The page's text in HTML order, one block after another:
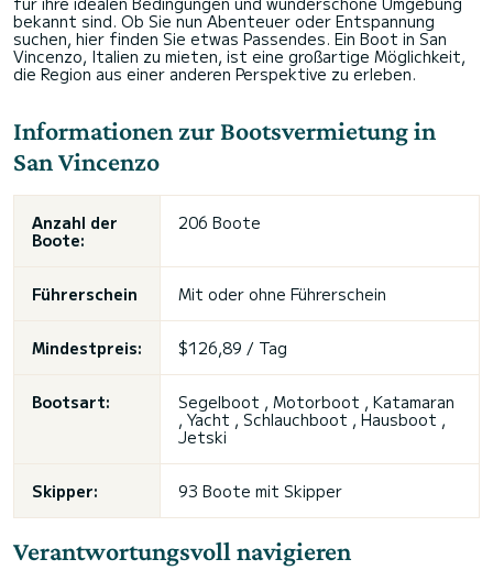
bekannt sind. Ob Sie nun Abenteuer oder Entspannung
suchen, hier finden Sie etwas Passendes. Ein Boot in San
Vincenzo, Italien zu mieten, ist eine großartige Möglichkeit,
die Region aus einer anderen Perspektive zu erleben.
Informationen zur Bootsvermietung in
San Vincenzo
Anzahl der
Boote:
206 Boote
Führerschein Mit oder ohne Führerschein
Mindestpreis: $126,89 / Tag
Bootsart:
Segelboot , Motorboot , Katamaran
, Yacht , Schlauchboot , Hausboot ,
Jetski
Skipper: 93 Boote mit Skipper
Verantwortungsvoll navigieren